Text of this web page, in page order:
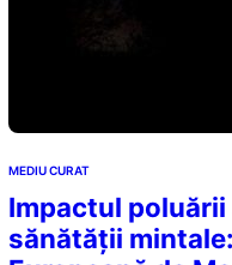
MEDIU CURAT
Impactul
sănătății